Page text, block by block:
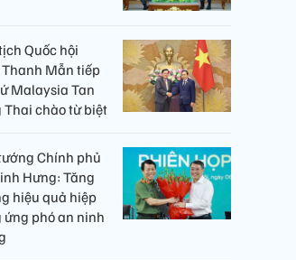
Quốc hội
Mẫn tiếp
Malaysia Tan
Thai chào từ biệt
Chính phủ
Hưng: Tăng
hiệu quả hiệp
ứng phó an ninh